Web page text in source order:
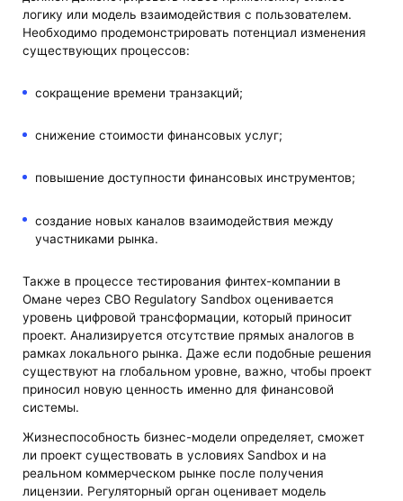
логику или модель взаимодействия с пользователем.
Необходимо продемонстрировать потенциал изменения
существующих процессов:
сокращение времени транзакций;
снижение стоимости финансовых услуг;
повышение доступности финансовых инструментов;
создание новых каналов взаимодействия между
участниками рынка.
Также в процессе тестирования финтех-компании в
Омане через CBO Regulatory Sandbox оценивается
уровень цифровой трансформации, который приносит
проект. Анализируется отсутствие прямых аналогов в
рамках локального рынка. Даже если подобные решения
существуют на глобальном уровне, важно, чтобы проект
приносил новую ценность именно для финансовой
системы.
Жизнеспособность бизнес-модели определяет, сможет
ли проект существовать в условиях Sandbox и на
реальном коммерческом рынке после получения
лицензии. Регуляторный орган оценивает модель